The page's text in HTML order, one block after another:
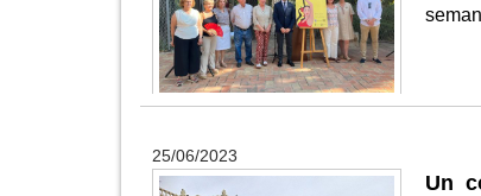
25/06/2023
Un